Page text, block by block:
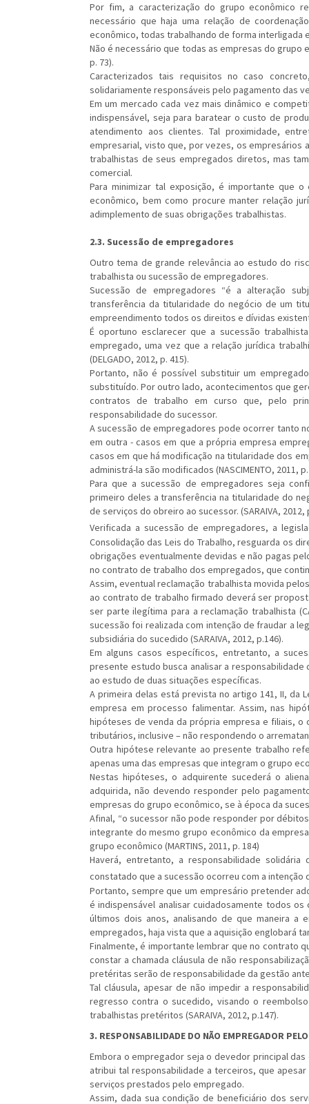
Por fim, a caracterização do grupo econômico
necessário que haja uma relação de
econômico, todas trabalhando de forma interligada
Não é necessário que todas as empresas do grupo
p. 73).
Caracterizados tais requisitos no caso
solidariamente responsáveis pelo pagamento das
Em um mercado cada vez mais dinâmico e
indispensável, seja para baratear o custo de
atendimento aos clientes. Tal proximidade,
empresarial, visto que, por vezes, os empresários
trabalhistas de seus empregados diretos, mas
comercial.
Para minimizar tal exposição, é importante que
econômico, bem como procure manter relação
adimplemento de suas obrigações trabalhistas.
2.3. Sucessão de empregadores
Outro tema de grande relevância ao estudo do
trabalhista ou sucessão de empregadores.
Sucessão de empregadores “é a alteração
transferência da titularidade do negócio de um
empreendimento todos os direitos e dívidas
É oportuno esclarecer que a sucessão
empregado, uma vez que a relação jurídica
(DELGADO, 2012, p. 415).
Portanto, não é possível substituir um
substituído. Por outro lado, acontecimentos que
contratos de trabalho em curso que, pelo
responsabilidade do sucessor.
A sucessão de empregadores pode ocorrer tanto
em outra - casos em que a própria empresa
casos em que há modificação na titularidade dos
administrá-la são modificados (NASCIMENTO, 2011,
Para que a sucessão de empregadores seja
primeiro deles a transferência na titularidade do
de serviços do obreiro ao sucessor. (SARAIVA, 2012,
Verificada a sucessão de empregadores, a
Consolidação das Leis do Trabalho, resguarda os
obrigações eventualmente devidas e não pagas
no contrato de trabalho dos empregados, que
Assim, eventual reclamação trabalhista movida
ao contrato de trabalho firmado deverá ser
ser parte ilegítima para a reclamação trabalhista
sucessão foi realizada com intenção de fraudar a
subsidiária do sucedido (SARAIVA, 2012, p.146).
Em alguns casos específicos, entretanto, a
presente estudo busca analisar a
ao estudo de duas situações específicas.
A primeira delas está prevista no artigo 141, II, da
empresa em processo falimentar. Assim, nas
hipóteses de venda da própria empresa e filiais, o
tributários, inclusive – não respondendo o
Outra hipótese relevante ao presente trabalho
apenas uma das empresas que integram o grupo
Nestas hipóteses, o adquirente sucederá o
adquirida, não devendo responder pelo
empresas do grupo econômico, se à época da
Afinal, “o sucessor não pode responder por
integrante do mesmo grupo econômico da
grupo econômico (MARTINS, 2011, p. 184)
Haverá, entretanto, a responsabilidade
constatado que a sucessão ocorreu com a
Portanto, sempre que um empresário pretender
é indispensável analisar cuidadosamente todos
últimos dois anos, analisando de que maneira a
empregados, haja vista que a aquisição englobará
Finalmente, é importante lembrar que no contrato
constar a chamada cláusula de não
pretéritas serão de responsabilidade da gestão
Tal cláusula, apesar de não impedir a
regresso contra o sucedido, visando o
trabalhistas pretéritos (SARAIVA, 2012, p.147).
3. RESPONSABILIDADE DO NÃO EMPREGADOR
Embora o empregador seja o devedor principal
atribui tal responsabilidade a terceiros, que
serviços prestados pelo empregado.
Assim, dada sua condição de beneficiário dos